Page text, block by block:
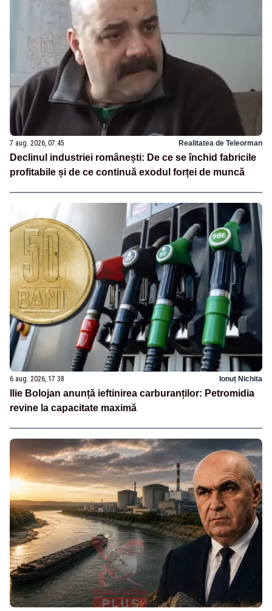
7 aug. 2026, 07:45 Realitatea de Teleorman
Declinul industriei românești: De ce se închid fabricile
profitabile și de ce continuă exodul forței de muncă
6 aug. 2026, 17:38 Ionuț Nichita
Ilie Bolojan anunță ieftinirea carburanților: Petromidia
revine la capacitate maximă